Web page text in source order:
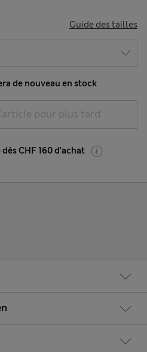
Guide des tailles
de nouveau en stock
pour plus tard
CHF 160 d'achat